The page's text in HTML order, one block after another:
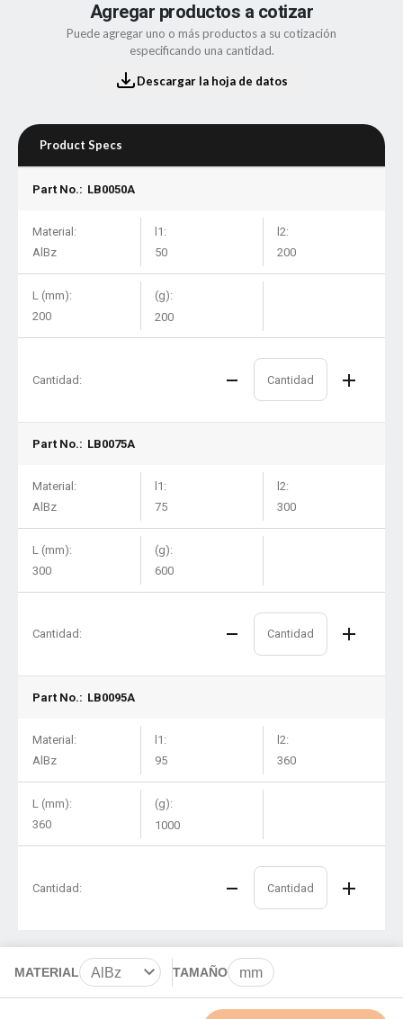
Agregar productos a cotizar
Puede agregar uno o más productos a su cotización
especificando una cantidad.
Descargar la hoja de datos
Product Specs
Part No.: LB0050A
Material:
AlBz
l1:
50
l2:
200
L (mm):
200
(g):
200
Cantidad:
Part No.: LB0075A
Material:
AlBz
l1:
75
l2:
300
L (mm):
300
(g):
600
Cantidad:
Part No.: LB0095A
Material:
AlBz
l1:
95
l2:
360
L (mm):
360
(g):
1000
Cantidad:
MATERIAL
AlBz
BeCu
TAMAÑO mm